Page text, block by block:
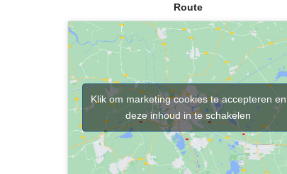
Route
Klik om marketing cookies te accepteren en
deze inhoud in te schakelen